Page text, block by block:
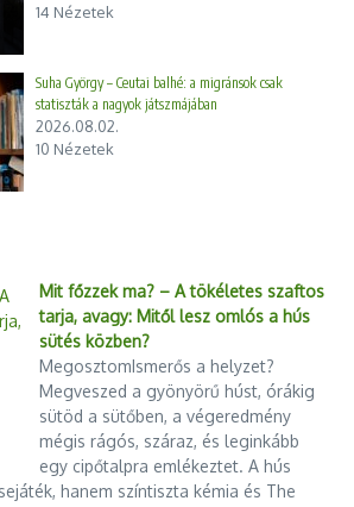
14 Nézetek
Suha György – Ceutai balhé: a migránsok csak
statiszták a nagyok játszmájában
2026.08.02.
10 Nézetek
Mit főzzek ma? – A tökéletes szaftos
tarja, avagy: Mitől lesz omlós a hús
sütés közben?
MegosztomIsmerős a helyzet?
Megveszed a gyönyörű húst, órákig
sütöd a sütőben, a végeredmény
mégis rágós, száraz, és leginkább
egy cipőtalpra emlékeztet. A hús
hanem színtiszta kémia és The